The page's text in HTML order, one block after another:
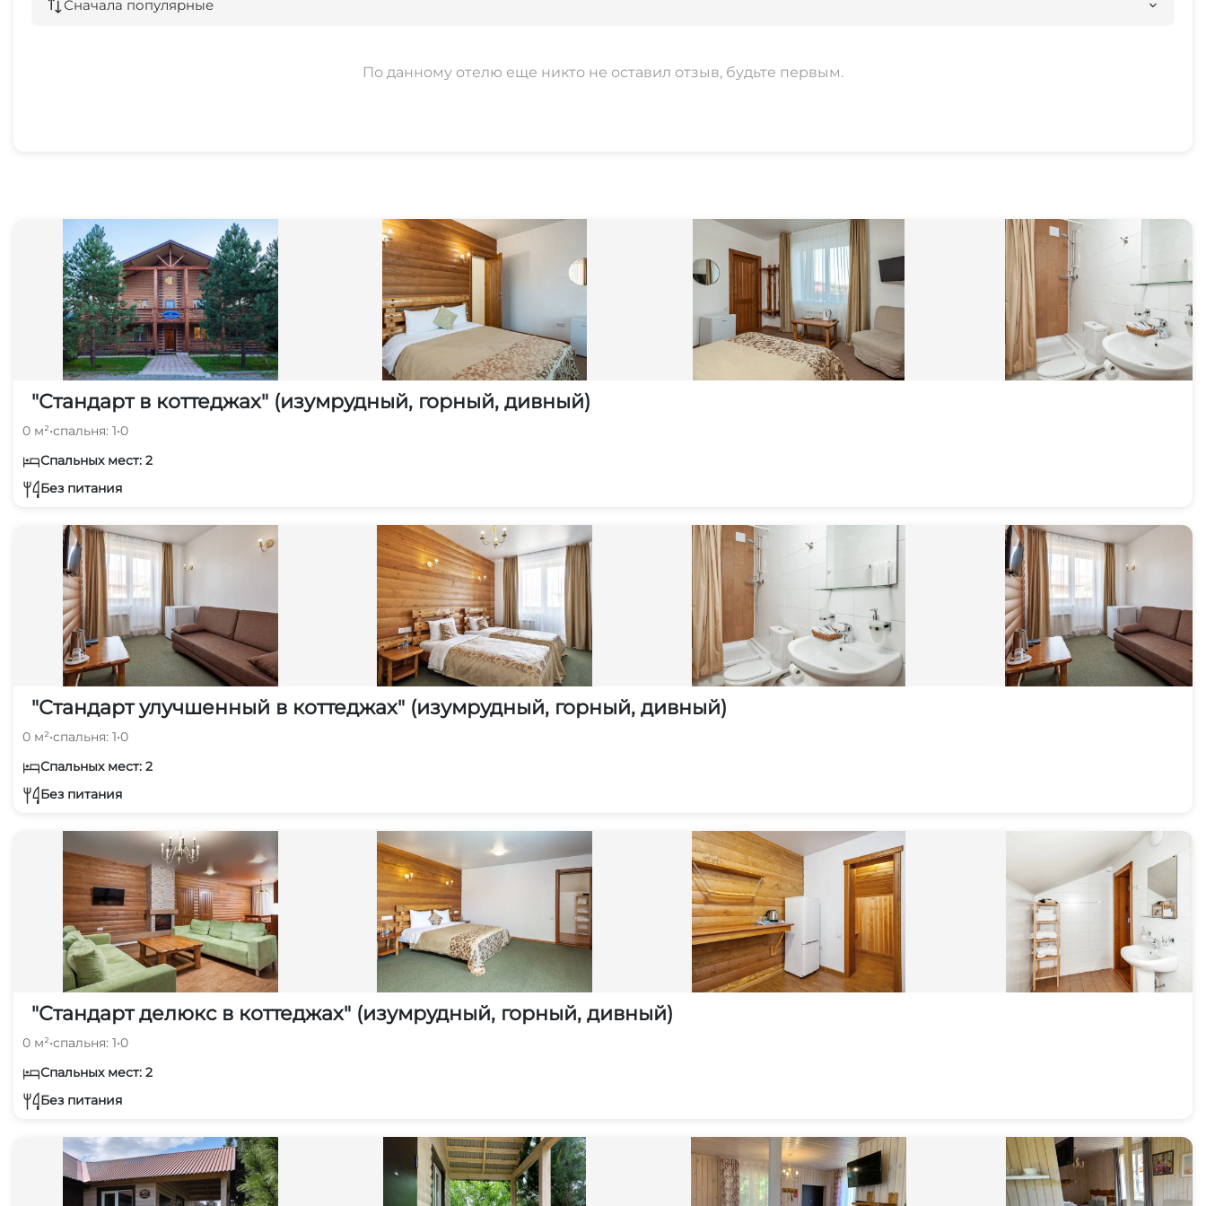
Сначала популярные
По данному отелю еще никто не оставил отзыв, будьте первым.
"Стандарт в коттеджах" (изумрудный, горный, дивный)
0 м²•спальня: 1•0
Спальных мест: 2
Без питания
"Стандарт улучшенный в коттеджах" (изумрудный, горный, дивный)
0 м²•спальня: 1•0
Спальных мест: 2
Без питания
"Стандарт делюкс в коттеджах" (изумрудный, горный, дивный)
0 м²•спальня: 1•0
Спальных мест: 2
Без питания